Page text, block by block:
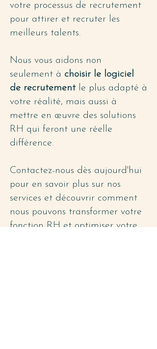
votre processus de recrutement
pour attirer et recruter les
meilleurs talents.
Nous vous aidons non
seulement à choisir le logiciel
de recrutementle plus adapté à
votre réalité, mais aussi à
mettre en œuvre des solutions
RH qui feront une réelle
différence.
Contactez-nous dès aujourd'hui
pour en savoir plus sur nos
services et découvrir comment
nous pouvons transformer votre
fonction RH et optimiser votre